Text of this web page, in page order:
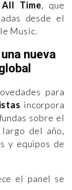
All Time, que
desde el
Music.
nueva
para
incorpora
sobre el
del año,
y equipos de
el panel se